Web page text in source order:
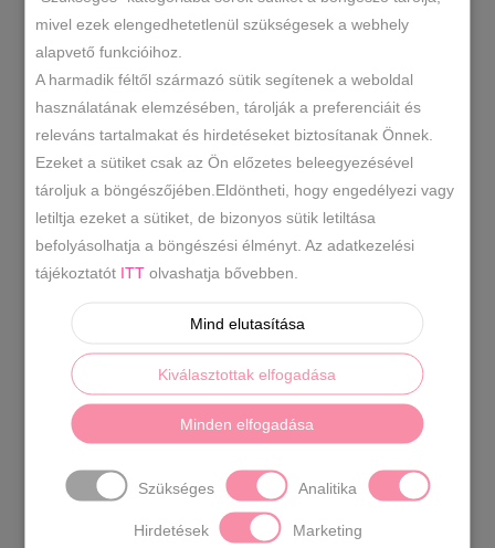
SKU
KATEGÓRIÁK
Papucs
belebújós papucs,ciklámen
papucs,comer papucs,csatos
papucs,női papucs,női pink
papucs,pink papucs
LEÍRÁS
TOVÁBBI INFORMÁCIÓK
Divatos női papucs. Származási hely: EU
Anyaga:
szintetikusSzín:pinkTalp:2 cmSarok:3 cm
Méretek:
-23,5 cm - 24,5 cm39
24,8 cm
41- 26 cm
mivel ezek elengedhetetlenül szükségesek a webhely
alapvető funkcióihoz.
A harmadik féltől származó sütik segítenek a weboldal
használatának elemzésében, tárolják a preferenciáit és
releváns tartalmakat és hirdetéseket biztosítanak Önnek.
Ezeket a sütiket csak az Ön előzetes beleegyezésével
tároljuk a böngészőjében.Eldöntheti, hogy engedélyezi vagy
letiltja ezeket a sütiket, de bizonyos sütik letiltása
befolyásolhatja a böngészési élményt. Az adatkezelési
tájékoztatót ITT olvashatja bővebben.
Mind elutasítása
Kiválasztottak elfogadása
Minden elfogadása
Szükséges Analitika
Hirdetések Marketing